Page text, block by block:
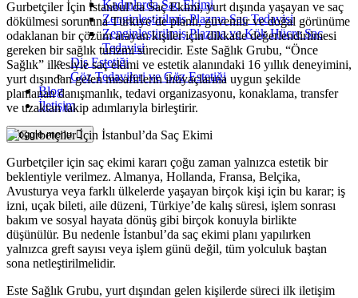
Kadınlarda Saç Ekimi
Zenginleştirilmiş Plazma Saç Tedavisi
Zenginleştirilmiş Plazma ve Kök Hücre Saç
Tedavisi
Diş Estetiği
Göz Tedavileri ve Göz Estetiği
Blog
İletişim
Toggle menu
Gurbetçiler İçin İstanbul’da Saç Ekimi, yurt dışında yaşayan ve saç
dökülmesi sorununa Türkiye’de planlı, güvenilir ve doğal görünüme
odaklanan bir çözüm arayan kişiler için dikkatle değerlendirilmesi
gereken bir sağlık turizmi sürecidir. Este Sağlık Grubu, “Önce
Sağlık” ilkesiyle saç ekimi ve estetik alanındaki 16 yıllık deneyimini,
yurt dışından gelen misafirlerin ihtiyaçlarına uygun şekilde
planlanan danışmanlık, tedavi organizasyonu, konaklama, transfer
ve uzaktan takip adımlarıyla birleştirir.
Gurbetçiler için saç ekimi kararı çoğu zaman yalnızca estetik bir
beklentiyle verilmez. Almanya, Hollanda, Fransa, Belçika,
Avusturya veya farklı ülkelerde yaşayan birçok kişi için bu karar; iş
izni, uçak bileti, aile düzeni, Türkiye’de kalış süresi, işlem sonrası
bakım ve sosyal hayata dönüş gibi birçok konuyla birlikte
düşünülür. Bu nedenle İstanbul’da saç ekimi planı yapılırken
yalnızca greft sayısı veya işlem günü değil, tüm yolculuk baştan
sona netleştirilmelidir.
Este Sağlık Grubu, yurt dışından gelen kişilerde süreci ilk iletişim